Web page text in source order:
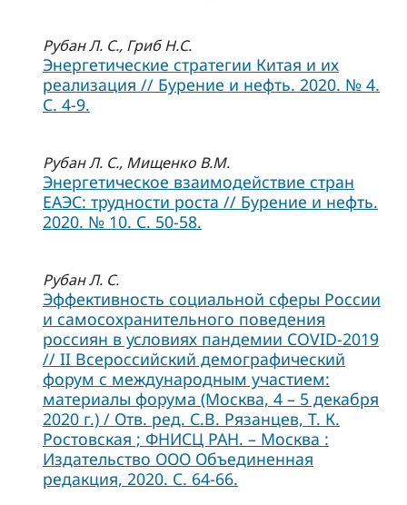
Рубан Л. С., Гриб Н.С.
Энергетические стратегии Китая и их
реализация // Бурение и нефть. 2020. № 4.
С. 4-9.
Рубан Л. С., Мищенко В.М.
Энергетическое взаимодействие стран
ЕАЭС: трудности роста // Бурение и нефть.
2020. № 10. С. 50-58.
Рубан Л. С.
Эффективность социальной сферы России
и самосохранительного поведения
россиян в условиях пандемии COVID-2019
// II Всероссийский демографический
форум с международным участием:
материалы форума (Москва, 4 – 5 декабря
2020 г.) / Отв. ред. С.В. Рязанцев, Т. К.
Ростовская ; ФНИСЦ РАН. – Москва :
Издательство ООО Объединенная
редакция, 2020. С. 64-66.